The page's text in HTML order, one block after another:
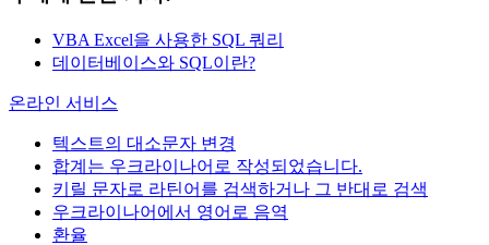
VBA Excel을 사용한 SQL 쿼리
데이터베이스와 SQL이란?
온라인 서비스
텍스트의 대소문자 변경
합계는 우크라이나어로 작성되었습니다.
키릴 문자로 라틴어를 검색하거나 그 반대로 검색
우크라이나어에서 영어로 음역
환율